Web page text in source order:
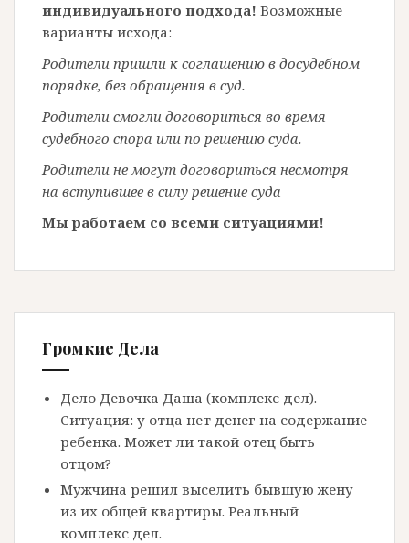
индивидуального подхода! Возможные
варианты исхода:
Родители пришли к соглашению в досудебном
порядке, без обращения в суд.
Родители смогли договориться во время
судебного спора или по решению суда.
Родители не могут договориться несмотря
на вступившее в силу решение суда
Мы работаем со всеми ситуациями!
Громкие Дела
Дело Девочка Даша (комплекс дел).
Ситуация: у отца нет денег на содержание
ребенка. Может ли такой отец быть
отцом?
Мужчина решил выселить бывшую жену
из их общей квартиры. Реальный
комплекс дел.